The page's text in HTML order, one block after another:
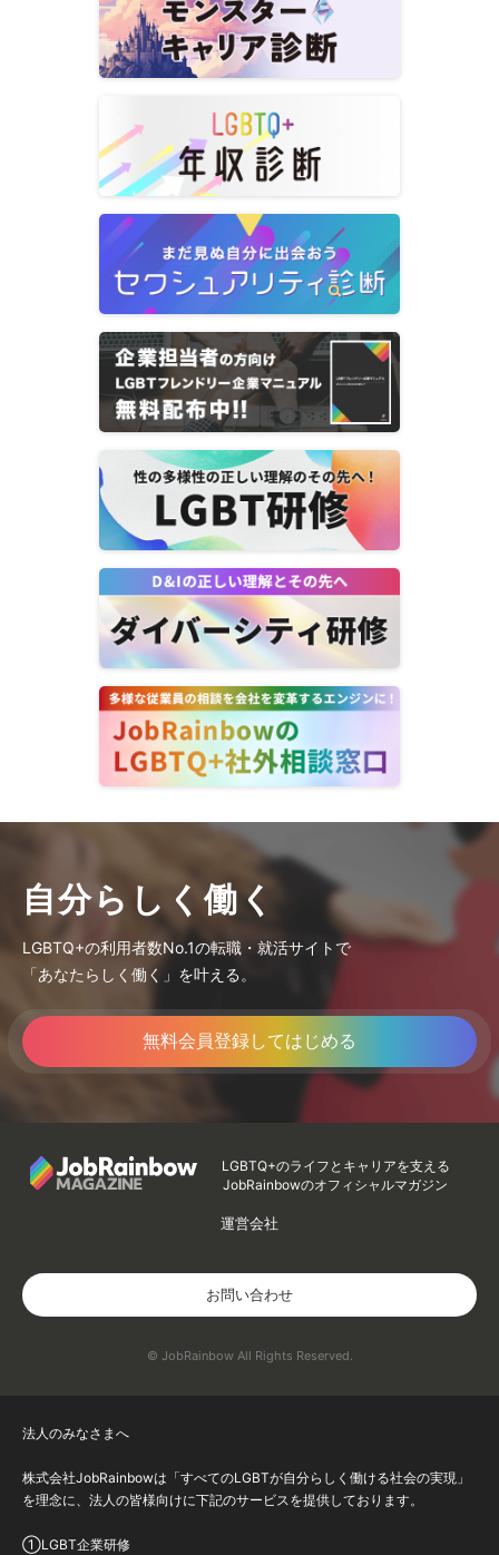
自分らしく働く
LGBTQ+の利用者数No.1の転職・就活サイトで
「あなたらしく働く」を叶える。
無料会員登録してはじめる
LGBTQ+のライフとキャリアを支える
JobRainbowのオフィシャルマガジン
運営会社
お問い合わせ
© JobRainbow All Rights Reserved.
法人のみなさまへ
株式会社JobRainbowは「すべてのLGBTが自分らしく働ける社会の実現」
を理念に、法人の皆様向けに下記のサービスを提供しております。
①LGBT企業研修